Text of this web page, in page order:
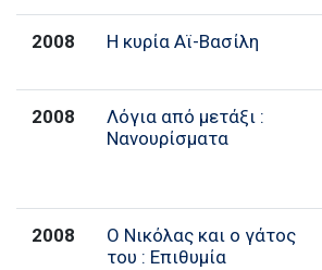
2008 Η κυρία Αϊ-Βασίλη
2008
Λόγια από μετάξι :
Νανουρίσματα
2008
Ο Νικόλας και ο γάτος
του : Επιθυμία